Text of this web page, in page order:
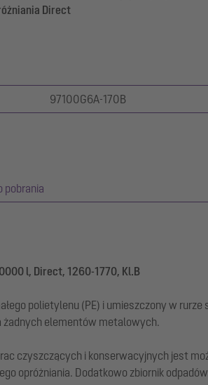
Direct
97100G6A-170B
pobrania
l, Direct, 1260-1770, Kl.B
polietylenu (PE) i umieszczony w
żadnych elementów metalowych.
czyszczących i konserwacyjnych jest
opróżniania. Dodatkowo zbiornik